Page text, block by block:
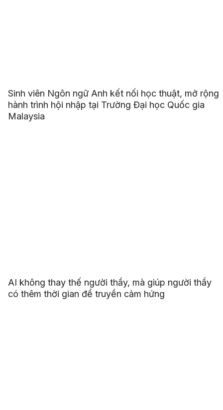
Sinh viên Ngôn ngữ Anh kết nối học thuật, mở rộng
hành trình hội nhập tại Trường Đại học Quốc gia
Malaysia
AI không thay thế người thầy, mà giúp người thầy
có thêm thời gian để truyền cảm hứng